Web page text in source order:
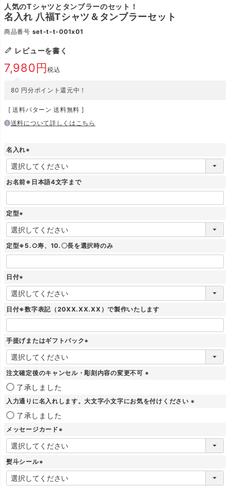
人気のTシャツとタンブラーのセット！
名入れ 八福Tシャツ＆タンブラーセット
商品番号 set-t-t-001x01
レビューを書く
7,980 税込
80 円分ポイント還元中！
送料パターン 送料無料
送料について詳しくはこちら
名入れ
(
必
須
お名前※日本語4文字まで
定型
(
必
須
定型※5.○寿、10.〇長を選択時のみ
日付
(
必
須
日付※数字表記（20XX.XX.XX）で製作いたします
手提げまたはギフトバック
(
須
注文確定後のキャンセル・彫刻内容の変更不可
須
了承しました
入力通りに名入れします。大文字小文字にお気を付けください
)
了承しました
メッセージカード
(
必
熨斗シール
(
必